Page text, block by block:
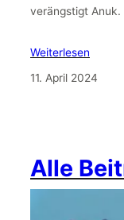
verängstigt
Weiterlesen
11. April 2024
Alle